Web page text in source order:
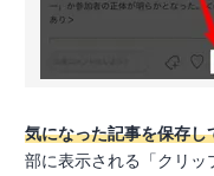
気になった記事を保存
部に表示される「クリッ